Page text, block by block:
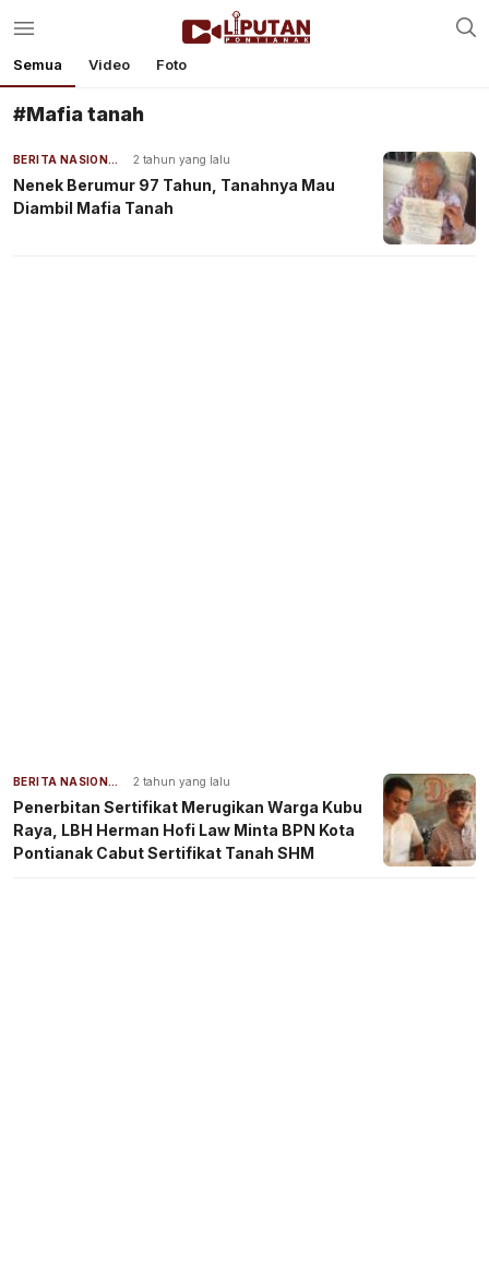
Semua Video Foto
#Mafia tanah
BERITA NASIONAL 2 tahun yang lalu
Nenek Berumur 97 Tahun, Tanahnya Mau
Diambil Mafia Tanah
BERITA NASIONAL 2 tahun yang lalu
Penerbitan Sertifikat Merugikan Warga Kubu
Raya, LBH Herman Hofi Law Minta BPN Kota
Pontianak Cabut Sertifikat Tanah SHM